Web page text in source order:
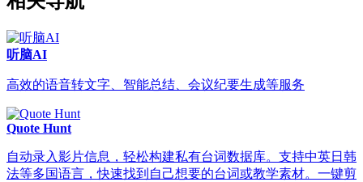
听脑AI
高效的语音转文字、智能总结、会议纪要生成等服务
Quote Hunt
自动录入影片信息，轻松构建私有台词数据库。支持中英日韩
法等多国语言，快速找到自己想要的台词或教学素材。一键剪